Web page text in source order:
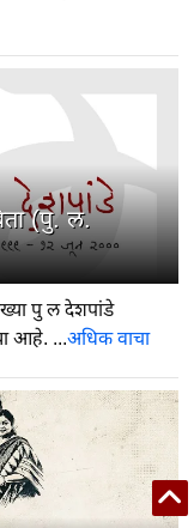
(पु. ल.
पु ल देशपांडे
आहे. ...अधिक वाचा